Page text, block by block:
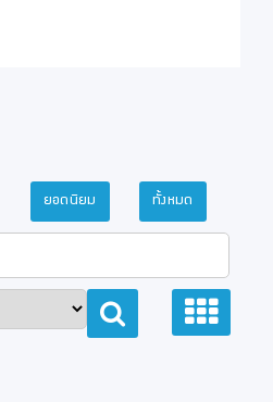
ยอดนิยม ทั้งหมด